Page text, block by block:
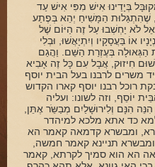
בְּיָדֵינוּ אִישׁ מִפִּי אִישׁ עַד
שֶׁהִתְגַּלוּת הַמָּשִׁיחַ יְהֵא בְּפֶתַע
לֹא יַחְשְׁבוּ עַל זֶה הַיּוֹם שֶׁל
אוֹ בַּעֲסָקָיו וְיִתְיָאֲשׁוּ, וּבְלִי
הַגְּאוּלָה בְּעֶזְרַת הַשֵּׁם.‏ וַהֲגַם
שׁוּם חִיזוּק, אֲבָל עִם כָּל זֶה אָבִיא
משרים לרבנו בעל הבית יוסף
רוכל רבנו יוסף קארו הקדוש
יוֹסֵף, וזה לשונו: ועליה
הִנָּם וְלִירוּשָׁלַיִם מְבַשֵֹּר אֶתֵּן,
כד אתא מלכא למיהדר
ומבשרא קדמאה קאמר הא
תניינא קאמר חמשה,
הא הוא סמיך לקרתא, קאמר